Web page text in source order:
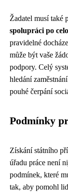
Žadatel musí také
spolupráci po
pravidelné
může být vaše
podpory. Celý
hledání
pouhé čerpání
Podmínky
Získání státního
úřadu práce není
podmínek, které
tak, aby pomohl